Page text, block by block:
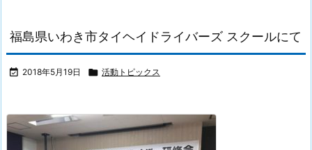
福島県いわき市タイヘイドライバーズ スクールにて
 2018年5月19日  活動トピックス